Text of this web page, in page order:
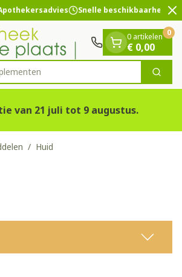
Snelle beschikbaarheid
Zoek
0 artikelen
€ 0,00
0
van 21 juli tot 9 augustus.
/ Huid